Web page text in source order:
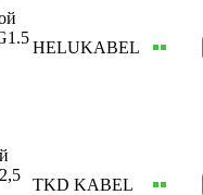
HELUKABEL
TKD KABEL